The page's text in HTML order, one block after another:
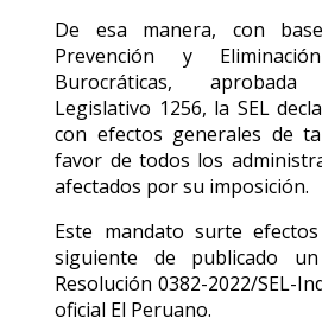
De esa manera, con
Prevención y
Burocráticas,
Legislativo 1256, la SEL
con efectos generales de
favor de todos los
afectados por su imposición.
Este mandato surte
siguiente de publicado
Resolución 0382-2022/SEL-
oficial El Peruano.